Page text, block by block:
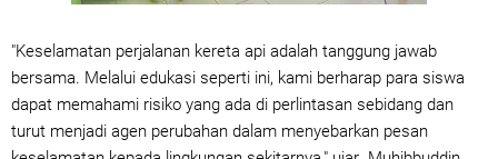
"Keselamatan perjalanan kereta api adalah tanggung jawab
bersama. Melalui edukasi seperti ini, kami berharap para siswa
dapat memahami risiko yang ada di perlintasan sebidang dan
turut menjadi agen perubahan dalam menyebarkan pesan